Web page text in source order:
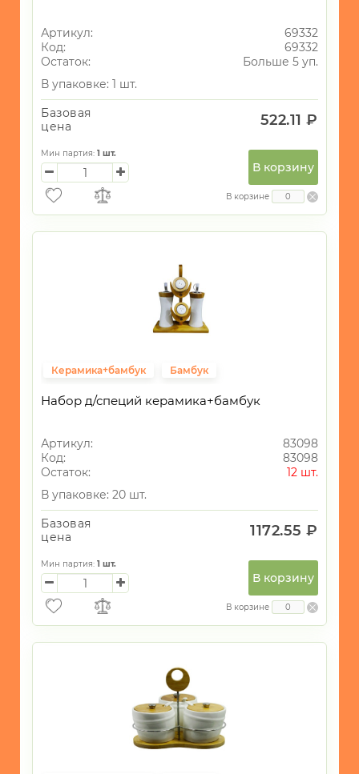
Артикул:
69332
Код:
69332
Остаток:
Больше 5 уп.
В упаковке: 1 шт.
Базовая
цена
522.11 ₽
Мин партия: 1 шт.
В корзину
В корзине
Керамика+бамбук Бамбук
Набор д/специй керамика+бамбук
Артикул:
83098
Код:
83098
Остаток:
12 шт.
В упаковке: 20 шт.
Базовая
цена
1172.55 ₽
Мин партия: 1 шт.
В корзину
В корзине